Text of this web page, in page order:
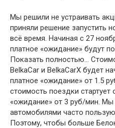
Мы решили не устраивать
приняли решение запустить
всё время. Начиная с 27
платное «ожидание» будут
Показать полностью…
BelkaCar и BelkaCarX будет
платное «ожидание» от 1.5
стоимость поездки стартует
«ожидание» от 3 руб/мин. Мы
автомобилями часто
Поэтому, чтобы больше